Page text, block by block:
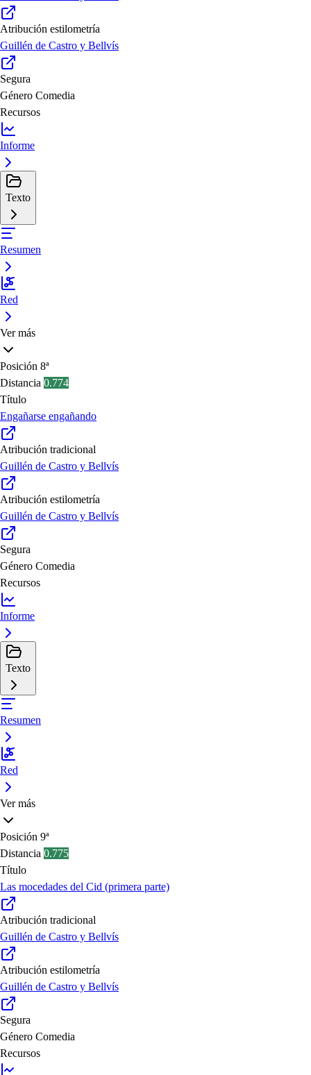
Atribución estilometría
Guillén de Castro y Bellvís
Segura
Género Comedia
Recursos
Informe
Texto
Resumen
Red
Ver más
Posición 8ª
Distancia 0.774
Título
Engañarse engañando
Atribución tradicional
Guillén de Castro y Bellvís
Atribución estilometría
Guillén de Castro y Bellvís
Segura
Género Comedia
Recursos
Informe
Texto
Resumen
Red
Ver más
Posición 9ª
Distancia 0.775
Título
Las mocedades del Cid (primera parte)
Atribución tradicional
Guillén de Castro y Bellvís
Atribución estilometría
Guillén de Castro y Bellvís
Segura
Género Comedia
Recursos